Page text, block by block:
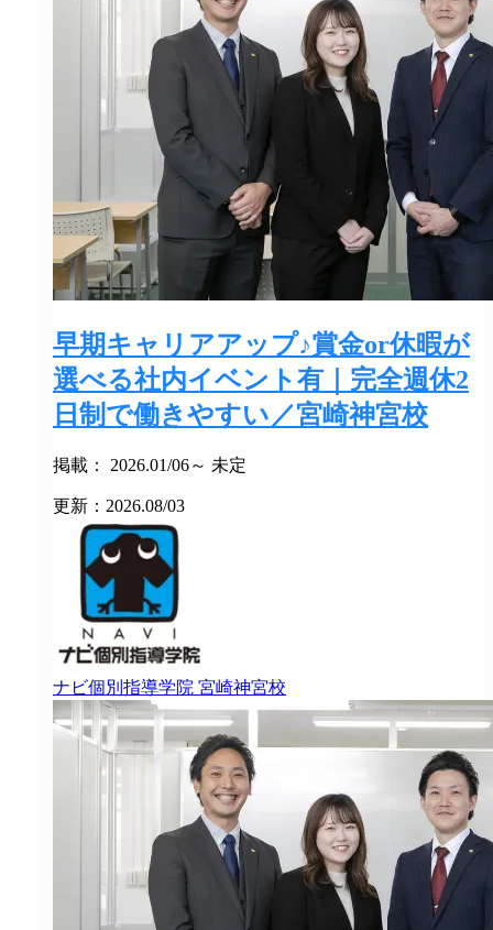
早期キャリアアップ♪賞金or休暇が
選べる社内イベント有｜完全週休2
日制で働きやすい／宮崎神宮校
掲載： 2026.01/06～ 未定
更新：2026.08/03
ナビ個別指導学院 宮崎神宮校